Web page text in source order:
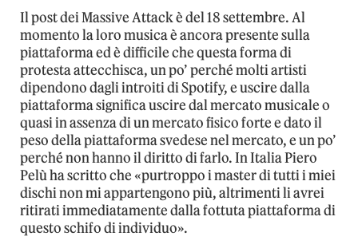
Il post dei Massive Attack è del 18 settembre. Al
momento la loro musica è ancora presente sulla
piattaforma ed è difficile che questa forma di
protesta attecchisca, un po’ perché molti artisti
dipendono dagli introiti di Spotify, e uscire dalla
piattaforma significa uscire dal mercato musicale o
quasi in assenza di un mercato fisico forte e dato il
peso della piattaforma svedese nel mercato, e un po’
perché non hanno il diritto di farlo. In Italia Piero
Pelù ha scritto che «purtroppo i master di tutti i miei
dischi non mi appartengono più, altrimenti li avrei
ritirati immediatamente dalla fottuta piattaforma di
questo schifo di individuo».